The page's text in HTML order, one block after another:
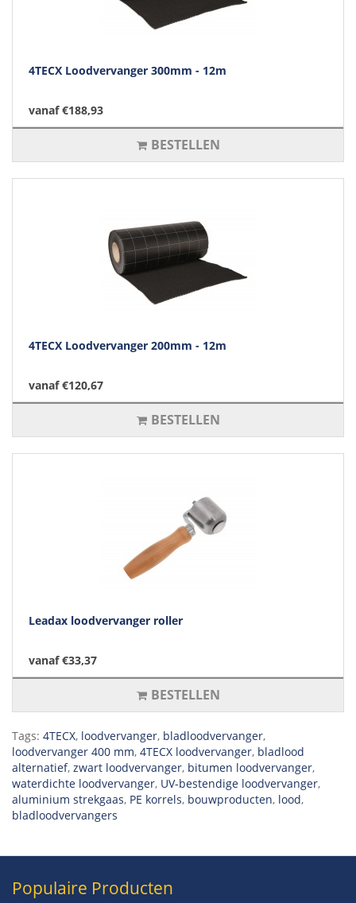
4TECX Loodvervanger 300mm - 12m
vanaf €188,93
BESTELLEN
4TECX Loodvervanger 200mm - 12m
vanaf €120,67
BESTELLEN
Leadax loodvervanger roller
vanaf €33,37
BESTELLEN
Tags: 4TECX, loodvervanger, bladloodvervanger,
loodvervanger 400 mm, 4TECX loodvervanger, bladlood
alternatief, zwart loodvervanger, bitumen loodvervanger,
waterdichte loodvervanger, UV-bestendige loodvervanger,
aluminium strekgaas, PE korrels, bouwproducten, lood,
bladloodvervangers
Populaire Producten